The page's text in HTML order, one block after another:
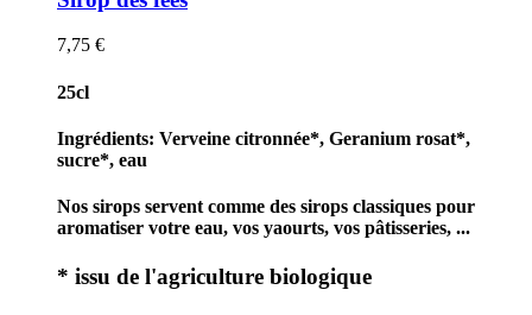
7,75 €
25cl
Ingrédients: Verveine citronnée*, Geranium rosat*,
sucre*, eau
Nos sirops servent comme des sirops classiques pour
aromatiser votre eau, vos yaourts, vos pâtisseries, ...
* issu de l'agriculture biologique